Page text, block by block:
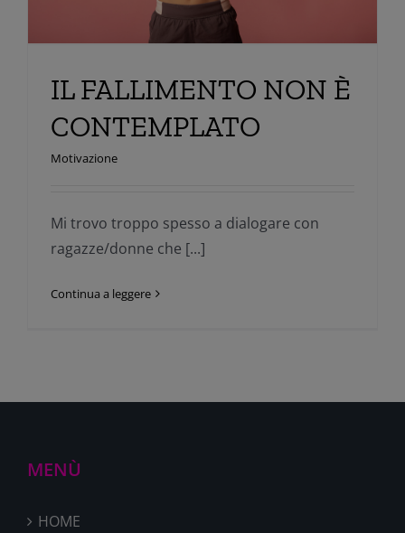
IL FALLIMENTO NON È
CONTEMPLATO
Motivazione
Mi trovo troppo spesso a dialogare con
ragazze/donne che [...]
Continua a leggere
MENÙ
HOME